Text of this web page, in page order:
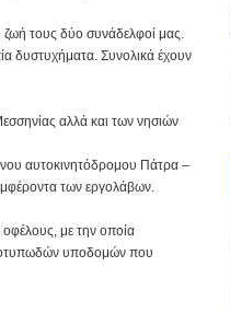
τους δύο συνάδελφοί μας.
δυστυχήματα. Συνολικά έχουν
αλλά και των νησιών
αυτοκινητόδρομου Πάτρα –
των εργολάβων.
οφέλους, με την οποία
υποδομών που